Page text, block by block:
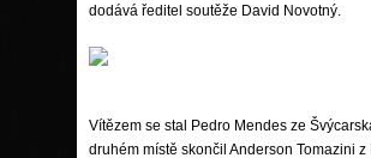
dodává ředitel soutěže David Novotný.
Vítězem se stal Pedro Mendes ze
druhém místě skončil Anderson Tomazini z